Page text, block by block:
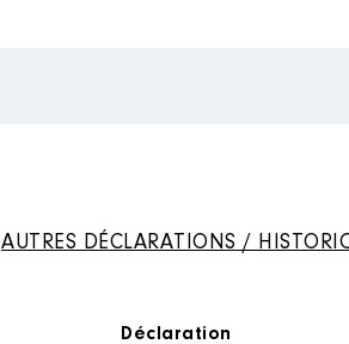
AUTRES DÉCLARATIONS /
Déclaration